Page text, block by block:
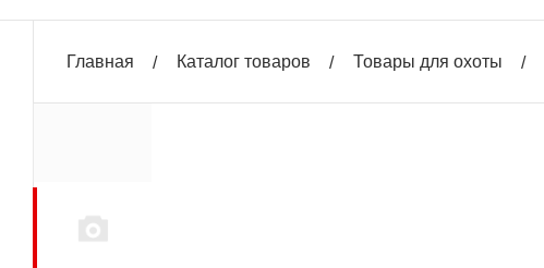
Главная Каталог товаров Товары для охоты